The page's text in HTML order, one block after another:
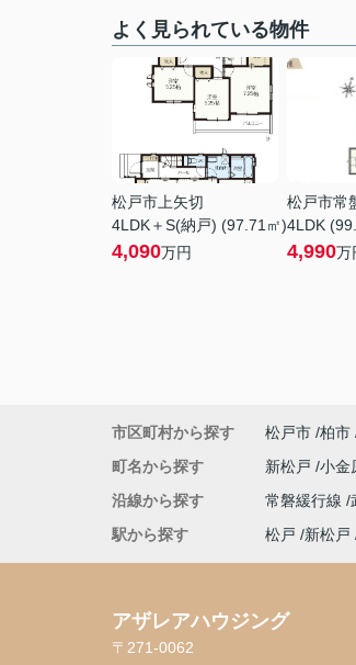
よく見られている物件
松戸市上矢切
4LDK＋S(納戸) (97.71㎡)
4,090万円
松戸市常
4LDK
4,990万
市区町村から探す 松戸市 柏市
町名から探す
新松戸 小金
沿線から探す
常磐緩行線
駅から探す
松戸 新松戸
アザレアハウジング
〒271-0062